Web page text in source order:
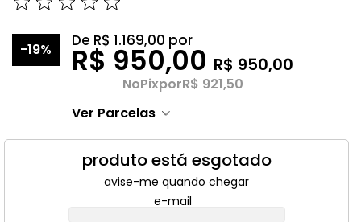
-19% De R$ 1.169,00 por
R$ 950,00 R$ 950,00
NoPixporR$ 921,50
Ver Parcelas
produto está esgotado
avise-me quando chegar
e-mail